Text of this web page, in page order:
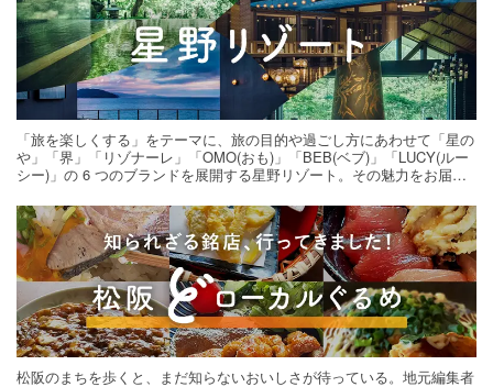
「旅を楽しくする」をテーマに、旅の目的や過ごし方にあわせて「星の
や」「界」「リゾナーレ」「OMO(おも)」「BEB(ベブ)」「LUCY(ルー
シー)」の 6 つのブランドを展開する星野リゾート。その魅力をお届け
松阪のまちを歩くと、まだ知らないおいしさが待っている。地元編集者